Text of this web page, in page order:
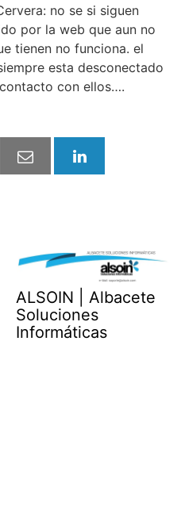
no se si siguen
por la web que aun no
tienen no funciona. el
esta desconectado
con ellos….
ALSOIN | Albacete
Soluciones
Informáticas